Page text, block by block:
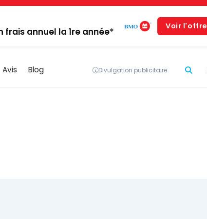
frais annuel la 1re année*
Voir l'offre
Avis Blog Divulgation publicitaire